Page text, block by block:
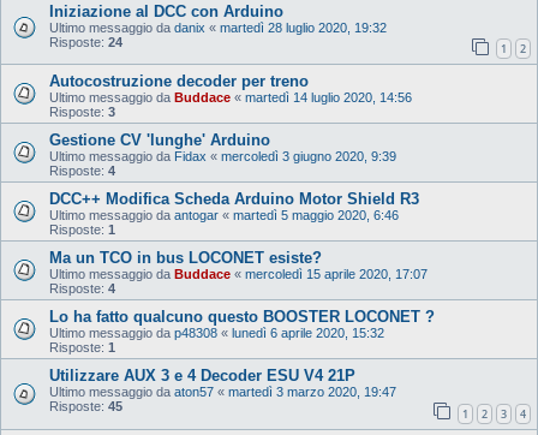
Iniziazione al DCC con Arduino
Ultimo messaggio da danix « martedì 28 luglio 2020, 19:32
Risposte: 24 1 2
Autocostruzione decoder per treno
Ultimo messaggio da Buddace « martedì 14 luglio 2020, 14:56
Risposte: 3
Gestione CV 'lunghe' Arduino
Ultimo messaggio da Fidax « mercoledì 3 giugno 2020, 9:39
Risposte: 4
DCC++ Modifica Scheda Arduino Motor Shield R3
Ultimo messaggio da antogar « martedì 5 maggio 2020, 6:46
Risposte: 1
Ma un TCO in bus LOCONET esiste?
Ultimo messaggio da Buddace « mercoledì 15 aprile 2020, 17:07
Risposte: 4
Lo ha fatto qualcuno questo BOOSTER LOCONET ?
Ultimo messaggio da p48308 « lunedì 6 aprile 2020, 15:32
Risposte: 1
Utilizzare AUX 3 e 4 Decoder ESU V4 21P
Ultimo messaggio da aton57 « martedì 3 marzo 2020, 19:47
Risposte: 45 1 2 3 4